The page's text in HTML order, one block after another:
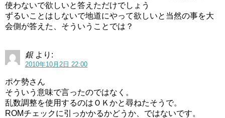
使わないで欲しいと答えただけでしょう
ずるいことはしないで地道にやって欲しいと当然の事を大
会側が答えた、そういうことでは？
銀 より:
2010年10月2日 22:00
ポケ勢さん
そういう意味で言ったのではなく。
乱数調整を使用するのはＯＫかと尋ねたそうで。
ROMチェックに引っかかるかどうか、ではないです。